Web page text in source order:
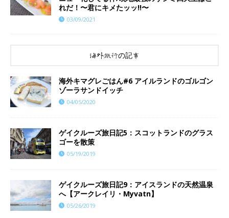
れだ！〜君にキメたッッ!!〜
03/09/2021
海外旅行の記事
海外キマグレごはん#6 アイルランドのゴルゴン
ゾーラサンドイッチ
04/05/2020
ゲイクルーズ旅日記5：スコットランドのグラス
ゴーを散策
05/19/2019
ゲイクルーズ旅日記9：アイスランドの天然温泉
へ【アークレイリ・Myvatn】
05/26/2019